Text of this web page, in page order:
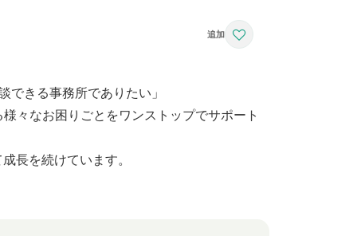
できる事務所でありたい」
々なお困りごとをワンストップでサポート
長を続けています。